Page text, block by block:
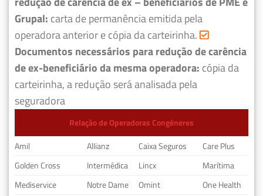
Grupal: carta de permanência emitida pela
operadora anterior e cópia da carteirinha.
Documentos necessários para redução de carência
de ex-beneficiário da mesma operadora: cópia da
carteirinha, a redução será analisada pela
seguradora
Relação de Operadoras Congêneres
Amil
Allianz Caixa Seguros
Care Plus
Golden Cross
Intermédica Lincx
Marítima
Mediservice
Notre Dame Omint
One Health